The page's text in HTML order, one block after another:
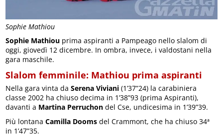
Sophie Mathiou
Sophie Mathiou prima aspiranti a Pampeago nello slalom di
oggi, giovedì 12 dicembre. In ombra, invece, i valdostani nella
gara maschile.
Slalom femminile: Mathiou prima aspiranti
Nella gara vinta daSerena Viviani (1’37”24) la carabiniera
classe 2002 ha chiuso decima in 1’38”93 (prima Aspiranti),
davanti a Martina Perruchon del Cse, undicesima in 1’39”39.
Più lontanaCamilla Dooms del Crammont, che ha chiuso 34ª
in 1’47”35.